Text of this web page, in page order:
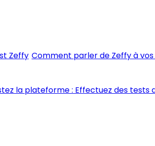
Zeffy Comment parler de Zeffy à
la plateforme : Effectuez des tests